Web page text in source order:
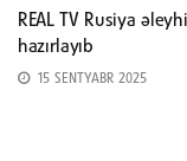
REAL TV Rusiya
hazırlayıb
15 SENTYABR 2025